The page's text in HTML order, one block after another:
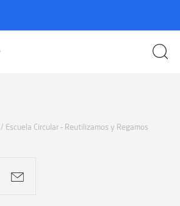
/ Escuela Circular – Reutilizamos y Regamos